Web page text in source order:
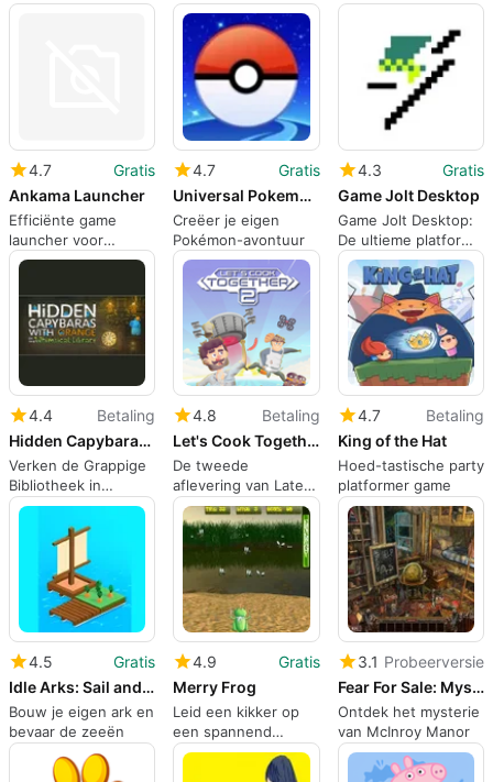
4.7
Gratis
Ankama Launcher
Efficiënte game
launcher voor
Windows
4.7
Gratis
Universal Pokemon Randomizer ZX
Creëer je eigen
Pokémon-avontuur
4.3
Gratis
Game Jolt Desktop
Game Jolt Desktop:
De ultieme platform
voor indie games
4.4
Betaling
Hidden Capybaras with Orange in the Whimsical Library
Verken de Grappige
Bibliotheek in
Capybara Avontuur
4.8
Betaling
Let's Cook Together 2
De tweede
aflevering van Laten
We Samen Koken
4.7
Betaling
King of the Hat
Hoed-tastische party
platformer game
4.5
Gratis
Idle Arks: Sail and Build
Bouw je eigen ark en
bevaar de zeeën
4.9
Gratis
Merry Frog
Leid een kikker op
een spannend
avontuur om voedsel
3.1 Probeerversie
Fear For Sale: Mystery of McInroy Manor
Ontdek het mysterie
van McInroy Manor